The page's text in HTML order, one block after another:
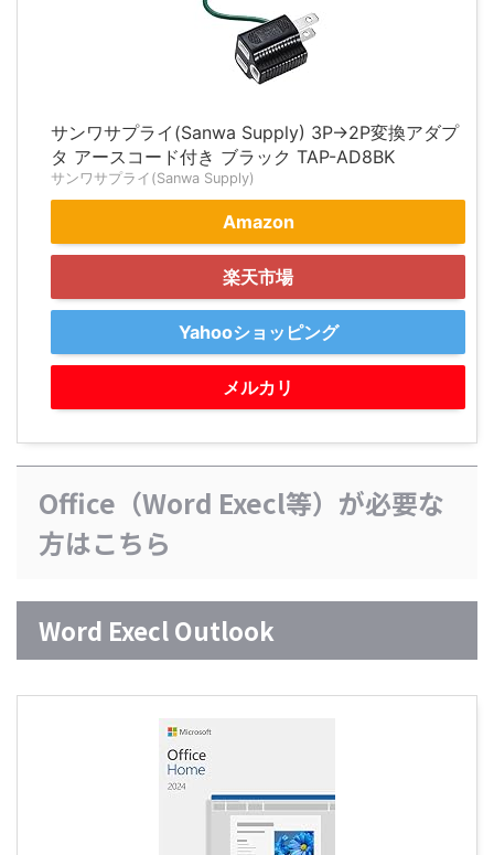
サンワサプライ(Sanwa Supply) 3P→2P変換アダプ
タ アースコード付き ブラック TAP-AD8BK
サンワサプライ(Sanwa Supply)
Amazon
楽天市場
Yahooショッピング
メルカリ
Office（Word Execl等）が必要な
方はこちら
Word Execl Outlook